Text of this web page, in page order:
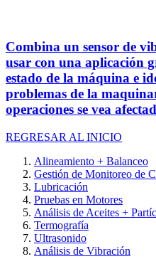
Combina un sensor de
usar con una aplicación
estado de la máquina e
problemas de la
operaciones se vea
REGRESAR AL INICIO
Alineamiento + Balanceo
Gestión de Monitoreo de
Lubricación
Pruebas en Motores
Análisis de Aceites +
Termografía
Ultrasonido
Análisis de Vibración